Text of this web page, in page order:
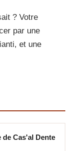
? Votre
par une
et une
Cas'al Dente